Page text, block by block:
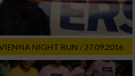
NIGHT RUN / 27.09.2016
Zwecke:
auf Informationen
Daten zur Auswahl